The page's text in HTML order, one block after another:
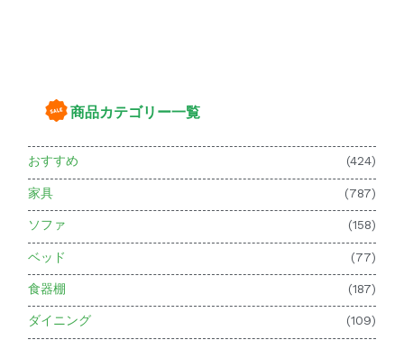
商品カテゴリー一覧
おすすめ (424)
家具 (787)
ソファ (158)
ベッド (77)
食器棚 (187)
ダイニング (109)